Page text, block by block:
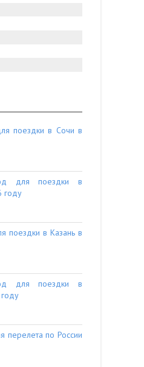
поездки в Сочи в
для поездки в
году
поездки в Казань в
для поездки в
перелета по России